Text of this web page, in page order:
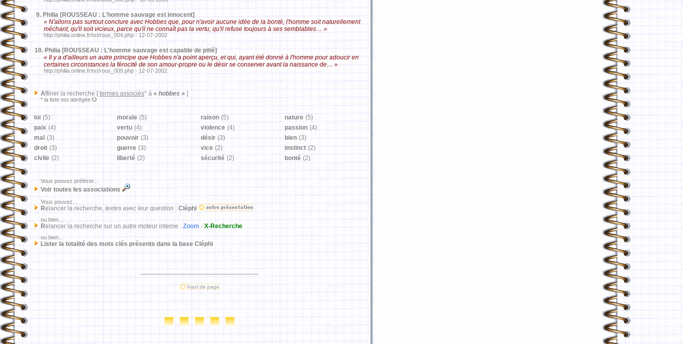
9. Philia [ROUSSEAU : L'homme sauvage est innocent]
« N'allons pas surtout conclure avec Hobbes que, pour n'avoir aucune idée de la bonté, l'homme soit naturellement
méchant; qu'il soit vicieux, parce qu'il ne connaît pas la vertu; qu'il refuse toujours à ses semblables… »
http://philia.online.fr/txt/rous_004.php - 12-07-2002
10. Philia [ROUSSEAU : L'homme sauvage est capable de pitié]
« Il y a d'ailleurs un autre principe que Hobbes n'a point aperçu, et qui, ayant été donné à l'homme pour adoucir en
certaines circonstances la férocité de son amour-propre ou le désir se conserver avant la naissance de… »
http://philia.online.fr/txt/rous_009.php - 12-07-2002
Affiner la recherche [ termes associés* à « hobbes » ]
* la liste est abrégée
loi (5) morale (5) raison (5) nature (5)
paix (4) vertu (4) violence (4) passion (4)
mal (3) pouvoir (3) désir (3) bien (3)
droit (3) guerre (3) vice (2) instinct (2)
civile (2) liberté (2) sécurité (2) bonté (2)
Vous pouvez préférer...
Voir toutes les associations
Vous pouvez...
Relancer la recherche, textes avec leur question : Cléphi
ou bien...
Relancer la recherche sur un autre moteur interne : Zoom - X-Recherche
ou bien...
Lister la totalité des mots clés présents dans la base Cléphi